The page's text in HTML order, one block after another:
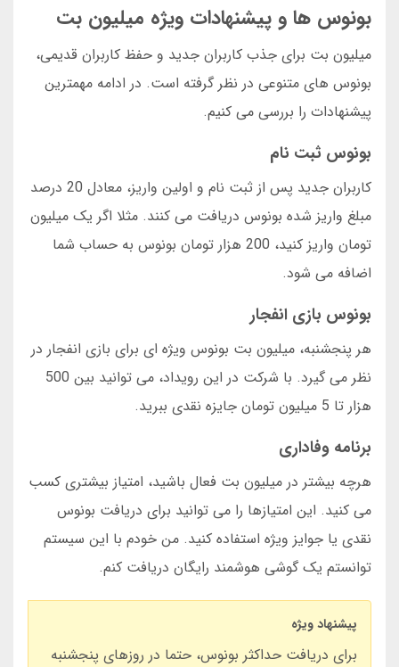
بونوس ها و پیشنهادات ویژه میلیون بت
میلیون بت برای جذب کاربران جدید و حفظ کاربران قدیمی،
بونوس های متنوعی در نظر گرفته است. در ادامه مهمترین
پیشنهادات را بررسی می کنیم.
بونوس ثبت نام
کاربران جدید پس از ثبت نام و اولین واریز، معادل 20 درصد
مبلغ واریز شده بونوس دریافت می کنند. مثلا اگر یک میلیون
تومان واریز کنید، 200 هزار تومان بونوس به حساب شما
اضافه می شود.
بونوس بازی انفجار
هر پنجشنبه، میلیون بت بونوس ویژه ای برای بازی انفجار در
نظر می گیرد. با شرکت در این رویداد، می توانید بین 500
هزار تا 5 میلیون تومان جایزه نقدی ببرید.
برنامه وفاداری
هرچه بیشتر در میلیون بت فعال باشید، امتیاز بیشتری کسب
می کنید. این امتیازها را می توانید برای دریافت بونوس
نقدی یا جوایز ویژه استفاده کنید. من خودم با این سیستم
توانستم یک گوشی هوشمند رایگان دریافت کنم.
پیشنهاد ویژه
برای دریافت حداکثر بونوس، حتما در روزهای پنجشنبه